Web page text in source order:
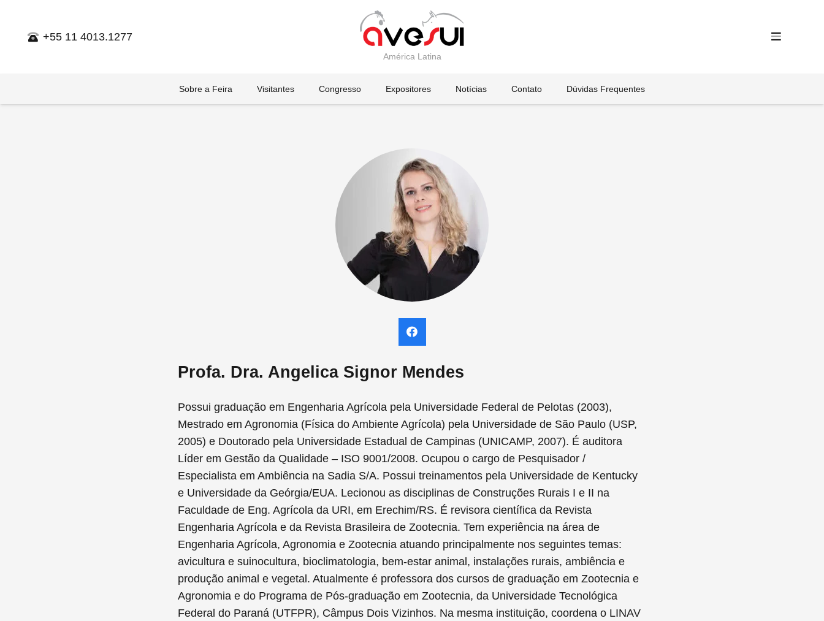
+55 11 4013.1277
América Latina
Sobre a Feira Visitantes Congresso Expositores Notícias Contato Dúvidas Frequentes
Profa. Dra. Angelica Signor Mendes
Possui graduação em Engenharia Agrícola pela Universidade Federal de Pelotas (2003),
Mestrado em Agronomia (Física do Ambiente Agrícola) pela Universidade de São Paulo (USP,
2005) e Doutorado pela Universidade Estadual de Campinas (UNICAMP, 2007). É auditora
Líder em Gestão da Qualidade – ISO 9001/2008. Ocupou o cargo de Pesquisador /
Especialista em Ambiência na Sadia S/A. Possui treinamentos pela Universidade de Kentucky
e Universidade da Geórgia/EUA. Lecionou as disciplinas de Construções Rurais I e II na
Faculdade de Eng. Agrícola da URI, em Erechim/RS. É revisora científica da Revista
Engenharia Agrícola e da Revista Brasileira de Zootecnia. Tem experiência na área de
Engenharia Agrícola, Agronomia e Zootecnia atuando principalmente nos seguintes temas:
avicultura e suinocultura, bioclimatologia, bem-estar animal, instalações rurais, ambiência e
produção animal e vegetal. Atualmente é professora dos cursos de graduação em Zootecnia e
Agronomia e do Programa de Pós-graduação em Zootecnia, da Universidade Tecnológica
Federal do Paraná (UTFPR), Câmpus Dois Vizinhos. Na mesma instituição, coordena o LINAV